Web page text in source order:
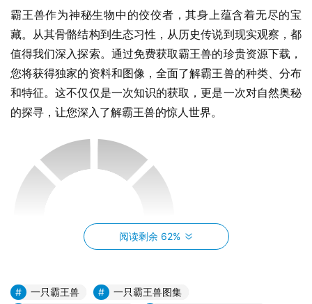
霸王兽作为神秘生物中的佼佼者，其身上蕴含着无尽的宝
藏。从其骨骼结构到生态习性，从历史传说到现实观察，都
值得我们深入探索。通过免费获取霸王兽的珍贵资源下载，
您将获得独家的资料和图像，全面了解霸王兽的种类、分布
和特征。这不仅仅是一次知识的获取，更是一次对自然奥秘
的探寻，让您深入了解霸王兽的惊人世界。
阅读剩余 62%
一只霸王兽
一只霸王兽图集